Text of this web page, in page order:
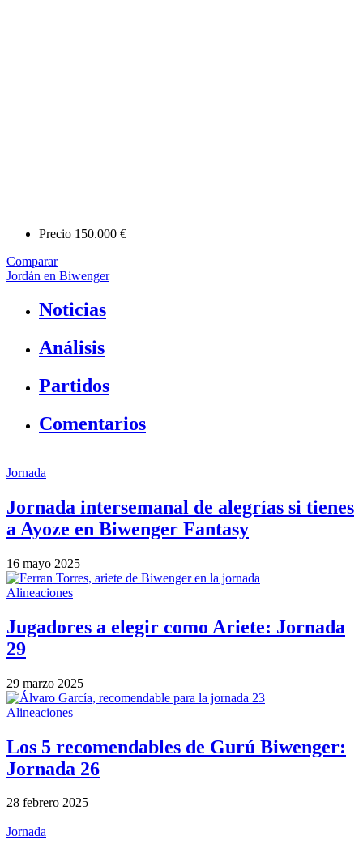
Precio 150.000 €
Comparar
Jordán en Biwenger
Noticias
Análisis
Partidos
Comentarios
Jornada
Jornada intersemanal de alegrías si tienes
a Ayoze en Biwenger Fantasy
16 mayo 2025
Alineaciones
Jugadores a elegir como Ariete: Jornada
29
29 marzo 2025
Alineaciones
Los 5 recomendables de Gurú Biwenger:
Jornada 26
28 febrero 2025
Jornada